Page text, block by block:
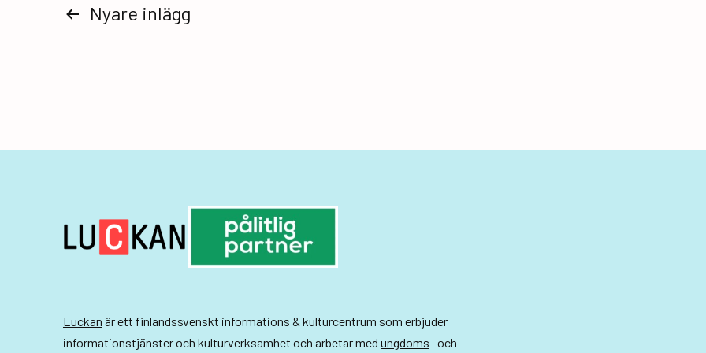
Sidnumrering
Nyare inlägg
Luckan är ett finlandssvenskt informations & kulturcentrum som erbjuder
informationstjänster och kulturverksamhet och arbetar med ungdoms– och